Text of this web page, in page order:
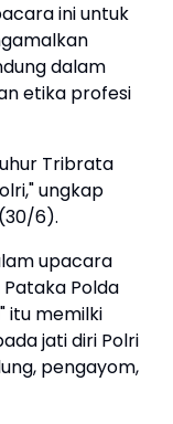
ini untuk
dalam
etika profesi
Tribrata
ungkap
6).
upacara
Polda
itu memilki
jati diri Polri
pengayom,